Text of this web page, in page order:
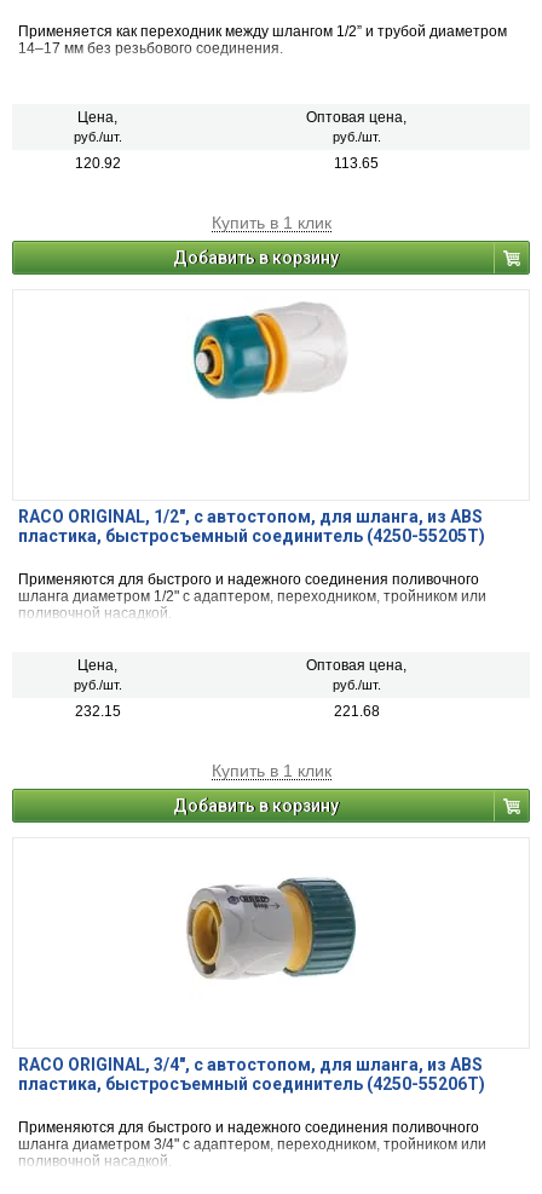
Применяется как переходник между шлангом 1/2” и трубой диаметром
14–17 мм без резьбового соединения.
Цена,
руб./шт.
Оптовая цена,
руб./шт.
120.92 113.65
Купить в 1 клик
Добавить в корзину
RACO ORIGINAL, 1/2″, с автостопом, для шланга, из ABS
пластика, быстросъемный соединитель (4250-55205T)
Применяются для быстрого и надежного соединения поливочного
шланга диаметром 1/2" с адаптером, переходником, тройником или
поливочной насадкой.
Цена,
руб./шт.
Оптовая цена,
руб./шт.
232.15 221.68
Купить в 1 клик
Добавить в корзину
RACO ORIGINAL, 3/4″, с автостопом, для шланга, из ABS
пластика, быстросъемный соединитель (4250-55206T)
Применяются для быстрого и надежного соединения поливочного
шланга диаметром 3/4" с адаптером, переходником, тройником или
поливочной насадкой.